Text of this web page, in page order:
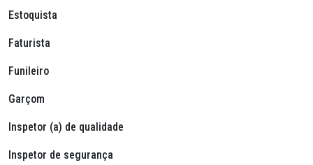
Estoquista
Faturista
Funileiro
Garçom
Inspetor (a) de qualidade
Inspetor de segurança